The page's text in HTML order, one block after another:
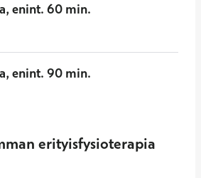
enint. 60 min.
enint. 90 min.
erityisfysioterapia